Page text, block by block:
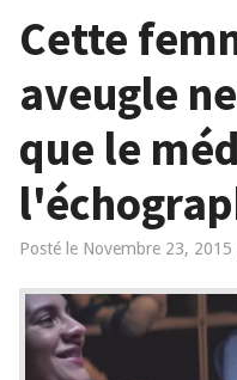
Cette
aveugle
que le
Posté le Novembre 23, 2015